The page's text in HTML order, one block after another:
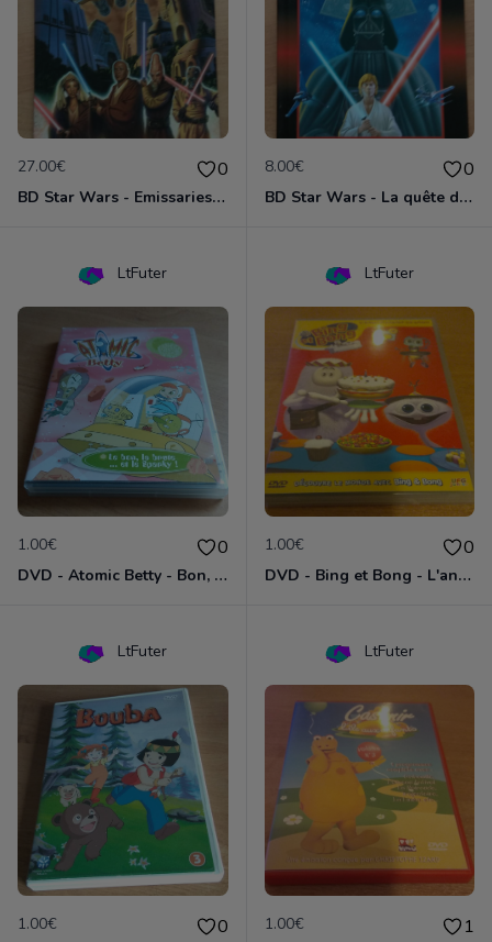
27.00€ 0
BD Star Wars - Emissaries to Malastare (VO)
8.00€ 0
BD Star Wars - La quête de Vador
LtFuter
1.00€ 0
DVD - Atomic Betty - Bon, brute et Sparky
LtFuter
1.00€ 0
DVD - Bing et Bong - L'anniversaire de Bong
LtFuter
1.00€ 0
LtFuter
1.00€ 1